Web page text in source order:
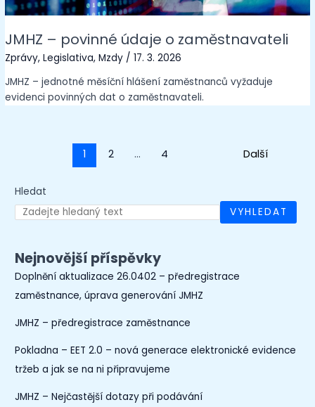
JMHZ – povinné údaje o zaměstnavateli
Zprávy,Legislativa,Mzdy /17. 3. 2026
JMHZ – jednotné měsíční hlášení zaměstnanců vyžaduje
evidenci povinných dat o zaměstnavateli.
1 2 … 4 Next
Hledat
VYHLEDAT
Nejnovější příspěvky
Doplnění aktualizace 26.0402 – předregistrace
zaměstnance, úprava generování JMHZ
JMHZ – předregistrace zaměstnance
Pokladna – EET 2.0 – nová generace elektronické evidence
tržeb a jak se na ni připravujeme
JMHZ – Nejčastější dotazy při podávání